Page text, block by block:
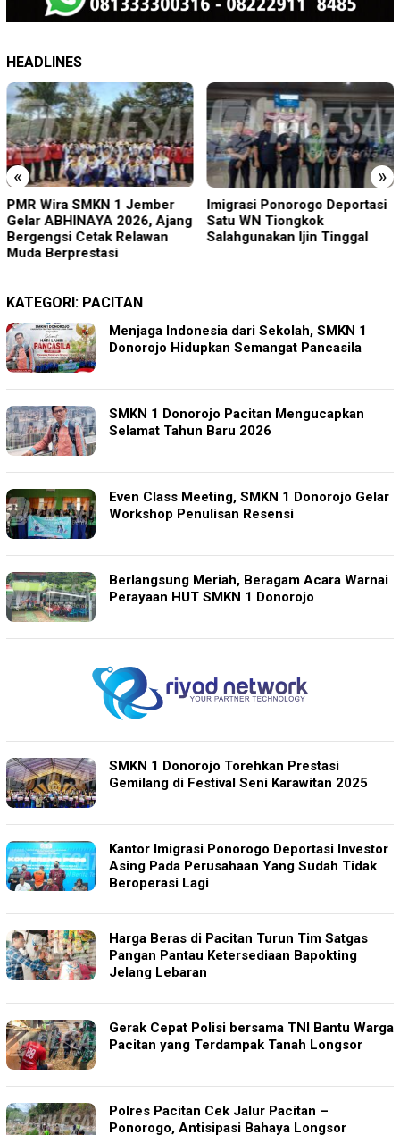
HEADLINES
« »
PMR Wira SMKN 1 Jember
Gelar ABHINAYA 2026, Ajang
Bergengsi Cetak Relawan
Muda Berprestasi
Imigrasi Ponorogo Deportasi
Satu WN Tiongkok
Salahgunakan Ijin Tinggal
KATEGORI: PACITAN
Menjaga Indonesia dari Sekolah, SMKN 1
Donorojo Hidupkan Semangat Pancasila
SMKN 1 Donorojo Pacitan Mengucapkan
Selamat Tahun Baru 2026
Even Class Meeting, SMKN 1 Donorojo Gelar
Workshop Penulisan Resensi
Berlangsung Meriah, Beragam Acara Warnai
Perayaan HUT SMKN 1 Donorojo
SMKN 1 Donorojo Torehkan Prestasi
Gemilang di Festival Seni Karawitan 2025
Kantor Imigrasi Ponorogo Deportasi Investor
Asing Pada Perusahaan Yang Sudah Tidak
Beroperasi Lagi
Harga Beras di Pacitan Turun Tim Satgas
Pangan Pantau Ketersediaan Bapokting
Jelang Lebaran
Gerak Cepat Polisi bersama TNI Bantu Warga
Pacitan yang Terdampak Tanah Longsor
Polres Pacitan Cek Jalur Pacitan –
Ponorogo, Antisipasi Bahaya Longsor